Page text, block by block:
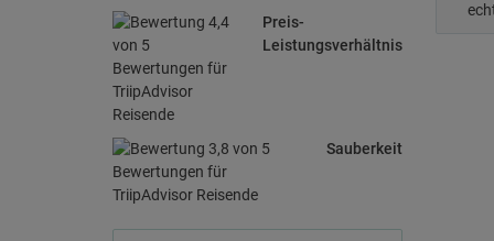
Preis-
Leistungsverhältnis
Sauberkeit